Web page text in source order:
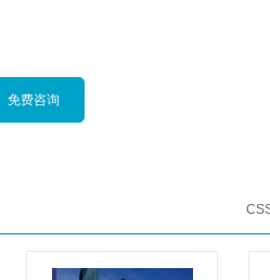
免费咨询